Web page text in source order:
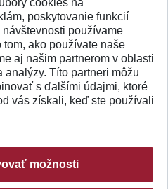
NA VRCH
cookies na
poskytovanie funkcií
používame
ako používate naše
aj našim partnerom v oblasti
Títo partneri môžu
s ďalšími údajmi, ktoré
vás získali, keď ste používali
možnosti